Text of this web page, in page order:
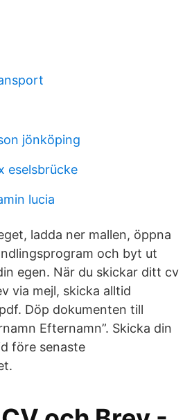
jönköping
eselsbrücke
lucia
ladda ner mallen, öppna
och byt ut
egen. När du skickar ditt cv
via mejl, skicka alltid
Döp dokumenten till
Efternamn”. Skicka din
före senaste